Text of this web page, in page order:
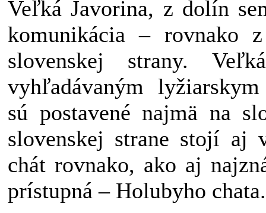
Veľká Javorina, z dolín
komunikácia – rovnako
slovenskej strany.
vyhľadávaným
sú postavené najmä na
slovenskej strane stojí aj
chát rovnako, ako aj
prístupná – Holubyho chata.